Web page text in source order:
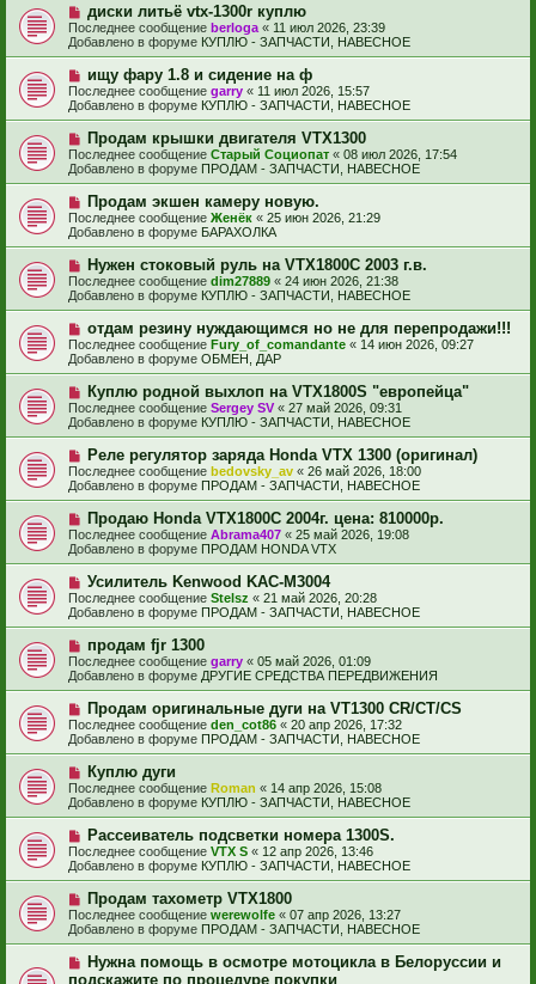
с
о
о
б
щ
е
н
и
е
Н
о
в
с
о
о
б
щ
е
н
и
е
диски литьё vtx-1300r куплю
Последнее сообщение berloga « 11 июл 2026, 23:39
Добавлено в форуме КУПЛЮ - ЗАПЧАСТИ, НАВЕСНОЕ
Н
о
в
е
с
о
о
б
щ
е
н
и
е
ищу фару 1.8 и сидение на ф
Последнее сообщение garry « 11 июл 2026, 15:57
Добавлено в форуме КУПЛЮ - ЗАПЧАСТИ, НАВЕСНОЕ
Н
о
в
е
с
о
о
б
щ
е
н
и
Продам крышки двигателя VTX1300
Последнее сообщение Старый Социопат « 08 июл 2026, 17:54
Добавлено в форуме ПРОДАМ - ЗАПЧАСТИ, НАВЕСНОЕ
Н
о
в
е
с
о
о
б
щ
е
н
и
е
Продам экшен камеру новую.
Последнее сообщение Женёк « 25 июн 2026, 21:29
Добавлено в форуме БАРАХОЛКА
Н
о
в
с
о
о
б
щ
е
н
и
е
Нужен стоковый руль на VTX1800C 2003 г.в.
Последнее сообщение dim27889 « 24 июн 2026, 21:38
Добавлено в форуме КУПЛЮ - ЗАПЧАСТИ, НАВЕСНОЕ
Н
о
в
е
с
о
о
б
щ
е
н
и
е
отдам резину нуждающимся но не для перепродажи!!!
Последнее сообщение Fury_of_comandante « 14 июн 2026, 09:27
Добавлено в форуме ОБМЕН, ДАР
Н
о
в
е
с
о
о
б
щ
е
н
и
е
Куплю родной выхлоп на VTX1800S "европейца"
Последнее сообщение Sergey SV « 27 май 2026, 09:31
Добавлено в форуме КУПЛЮ - ЗАПЧАСТИ, НАВЕСНОЕ
Н
о
в
е
с
о
о
б
щ
е
н
и
Реле регулятор заряда Honda VTX 1300 (оригинал)
Последнее сообщение bedovsky_av « 26 май 2026, 18:00
Добавлено в форуме ПРОДАМ - ЗАПЧАСТИ, НАВЕСНОЕ
Н
о
в
е
с
о
о
б
щ
е
н
и
е
Продаю Honda VTX1800С 2004г. цена: 810000р.
Последнее сообщение Abrama407 « 25 май 2026, 19:08
Добавлено в форуме ПРОДАМ HONDA VTX
Н
о
в
с
о
о
б
щ
е
н
и
е
Усилитель Kenwood KAC-M3004
Последнее сообщение Stelsz « 21 май 2026, 20:28
Добавлено в форуме ПРОДАМ - ЗАПЧАСТИ, НАВЕСНОЕ
Н
о
в
е
с
о
о
б
щ
е
н
и
е
продам fjr 1300
Последнее сообщение garry « 05 май 2026, 01:09
Добавлено в форуме ДРУГИЕ СРЕДСТВА ПЕРЕДВИЖЕНИЯ
Н
о
в
е
с
о
о
б
щ
е
н
и
е
Продам оригинальные дуги на VT1300 CR/CT/CS
Последнее сообщение den_cot86 « 20 апр 2026, 17:32
Добавлено в форуме ПРОДАМ - ЗАПЧАСТИ, НАВЕСНОЕ
Н
о
в
е
с
о
о
б
щ
е
н
и
е
Куплю дуги
Последнее сообщение Roman « 14 апр 2026, 15:08
Добавлено в форуме КУПЛЮ - ЗАПЧАСТИ, НАВЕСНОЕ
Н
о
в
е
с
о
о
б
щ
е
Рассеиватель подсветки номера 1300S.
Последнее сообщение VTX S « 12 апр 2026, 13:46
Добавлено в форуме КУПЛЮ - ЗАПЧАСТИ, НАВЕСНОЕ
Н
о
в
е
с
Продам тахометр VTX1800
Последнее сообщение werewolfe « 07 апр 2026, 13:27
Добавлено в форуме ПРОДАМ - ЗАПЧАСТИ, НАВЕСНОЕ
ННужна помощь в осмотре мотоцикла в Белоруссии и
подскажите по процедуре покупки